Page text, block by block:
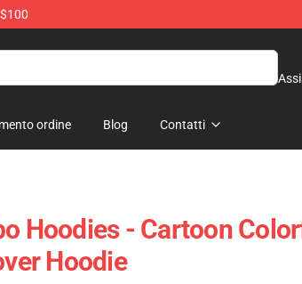
ordine Blog Contatti
Hoodies - Cartoon
Hoodie